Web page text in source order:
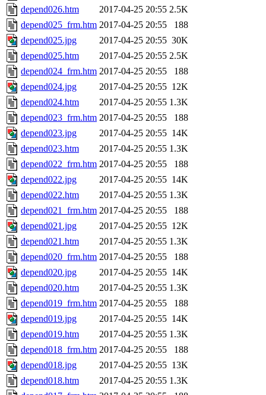
depend026.htm
2017-04-25 20:55 2.5K
depend025_frm.htm 2017-04-25 20:55
188
depend025.jpg
2017-04-25 20:55 30K
depend025.htm
2017-04-25 20:55 2.5K
depend024_frm.htm 2017-04-25 20:55
188
depend024.jpg
2017-04-25 20:55 12K
depend024.htm
2017-04-25 20:55 1.3K
depend023_frm.htm 2017-04-25 20:55
188
depend023.jpg
2017-04-25 20:55 14K
depend023.htm
2017-04-25 20:55 1.3K
depend022_frm.htm 2017-04-25 20:55
188
depend022.jpg
2017-04-25 20:55 14K
depend022.htm
2017-04-25 20:55 1.3K
depend021_frm.htm 2017-04-25 20:55
188
depend021.jpg
2017-04-25 20:55 12K
depend021.htm
2017-04-25 20:55 1.3K
depend020_frm.htm 2017-04-25 20:55
188
depend020.jpg
2017-04-25 20:55 14K
depend020.htm
2017-04-25 20:55 1.3K
depend019_frm.htm 2017-04-25 20:55
188
depend019.jpg
2017-04-25 20:55 14K
depend019.htm
2017-04-25 20:55 1.3K
depend018_frm.htm 2017-04-25 20:55
188
depend018.jpg
2017-04-25 20:55 13K
depend018.htm
2017-04-25 20:55 1.3K